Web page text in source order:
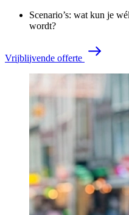
Scenario’s: wat kun je
wordt?
Vrijblijvende offerte